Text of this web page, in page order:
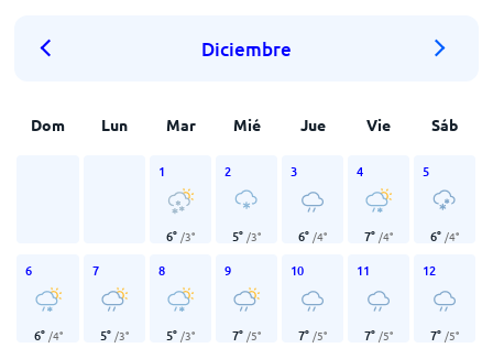
Diciembre
Dom Lun Mar Mié Jue Vie Sáb
1
6° /3°
2
5° /3°
3
6° /4°
4
7° /4°
5
6° /4°
6
6° /4°
7
5° /3°
8
5° /3°
9
7° /5°
10
7° /5°
11
7° /5°
12
7° /5°